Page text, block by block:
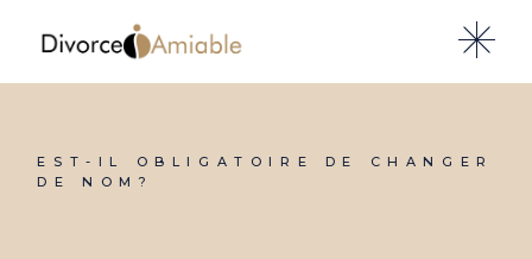
EST-IL OBLIGATOIRE DE CHANGER
DE NOM?